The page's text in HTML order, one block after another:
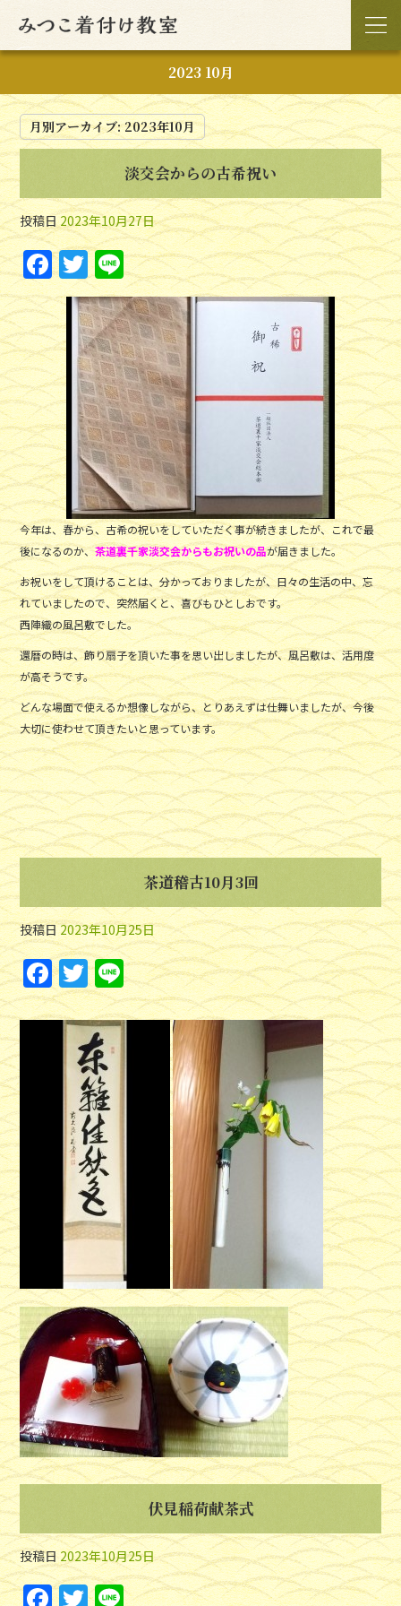
2023 10月
月別アーカイブ:2023年10月
淡交会からの古希祝い
投稿日2023年10月27日
F
a
c
e
b
o
o
k
T
w
itt
er
Li
n
e
今年は、春から、古希の祝いをしていただく事が続きましたが、これで最
後になるのか、茶道裏千家淡交会からもお祝いの品が届きました。
お祝いをして頂けることは、分かっておりましたが、日々の生活の中、忘
れていましたので、突然届くと、喜びもひとしおです。
西陣織の風呂敷でした。
還暦の時は、飾り扇子を頂いた事を思い出しましたが、風呂敷は、活用度
が高そうです。
どんな場面で使えるか想像しながら、とりあえずは仕舞いましたが、今後
大切に使わせて頂きたいと思っています。
茶道稽古10月3回
投稿日2023年10月25日
F
a
c
b
o
o
k
T
w
itt
er
Li
n
e
伏見稲荷献茶式
投稿日2023年10月25日